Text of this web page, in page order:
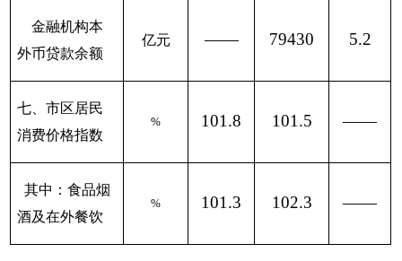
金融机构本
外币贷款余额
亿元 —— 79430 5.2
七、市区居民
消费价格指数
% 101.8 101.5 ——
其中：食品烟
酒及在外餐饮
% 101.3 102.3 ——